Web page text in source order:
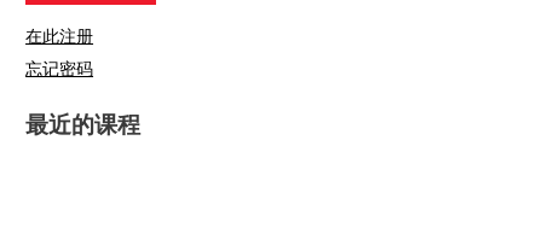
在此注册
忘记密码
最近的课程